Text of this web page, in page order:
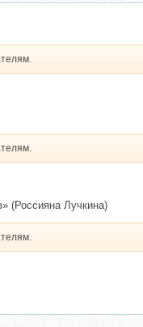
(Россияна Лучкина)